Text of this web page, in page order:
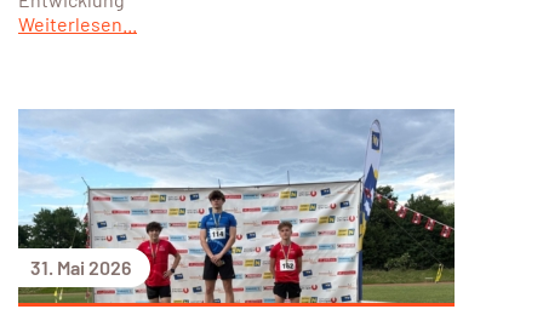
Weiterlesen...
31. Mai 2026